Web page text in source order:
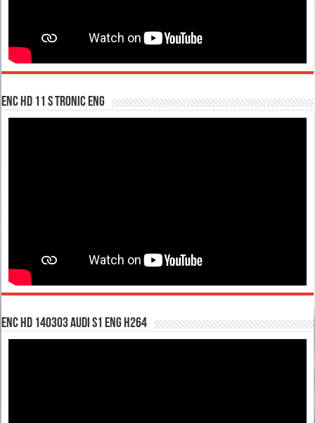
enc hd 11 S tronic ENG
enc hd 140303 Audi S1 ENG H264